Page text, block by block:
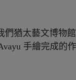
們猶太藝文博物
手繪完成的